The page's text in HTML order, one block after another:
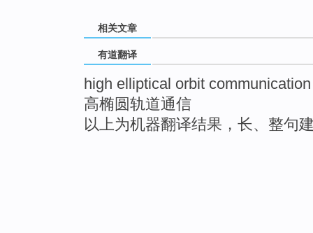
相关文章
有道翻译
high elliptical orbit communication
高椭圆轨道通信
以上为机器翻译结果，长、整句